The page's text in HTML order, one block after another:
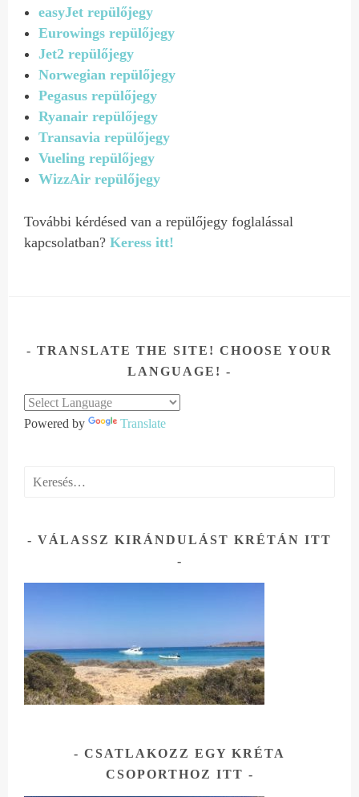
easyJet repülőjegy
Eurowings repülőjegy
Jet2 repülőjegy
Norwegian repülőjegy
Pegasus repülőjegy
Ryanair repülőjegy
Transavia repülőjegy
Vueling repülőjegy
WizzAir repülőjegy
További kérdésed van a repülőjegy foglalással
kapcsolatban?Keress itt!
TRANSLATE THE SITE! CHOOSE YOUR
LANGUAGE!
Powered by Translate
Keresés:
VÁLASSZ KIRÁNDULÁST KRÉTÁN ITT
CSATLAKOZZ EGY KRÉTA
CSOPORTHOZ ITT